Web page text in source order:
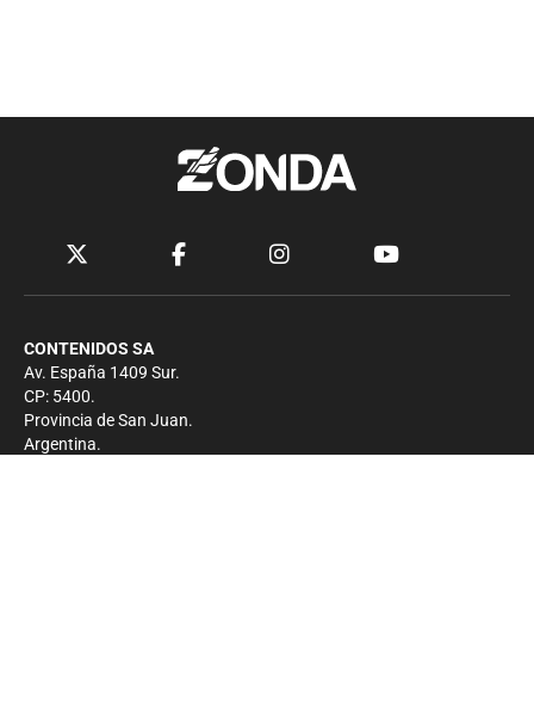
CONTENIDOS SA
Av. España 1409 Sur.
CP: 5400.
Provincia de San Juan.
Argentina.